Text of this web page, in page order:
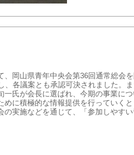
岡山県青年中央会第36回通常総会
、各議案とも承認可決されました。
氏が会長に選ばれ、今期の事業に
に積極的な情報提供を行っていくと
実施などを通じて、「参加しやす